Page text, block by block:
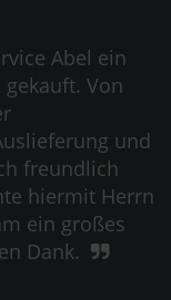
Abel ein
Von
und
freundlich
hiermit Herrn
ein großes
Dank.